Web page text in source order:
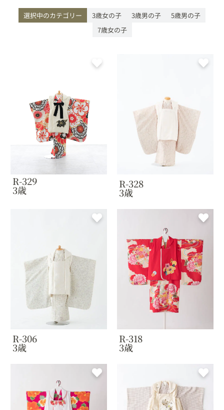
選択中のカテゴリー 3歳女の子 3歳男の子
5歳男の子
7歳女の子
R-329
3歳 R-328
3歳
R-306
3歳
R-318
3歳